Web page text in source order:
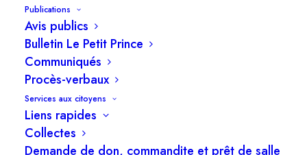
Publications
Avis publics
Bulletin Le Petit Prince
Communiqués
Procès-verbaux
Services aux citoyens
Liens rapides
Collectes
Demande de don, commandite et prêt de salle
ADMINISTRATION MUNICIPALE